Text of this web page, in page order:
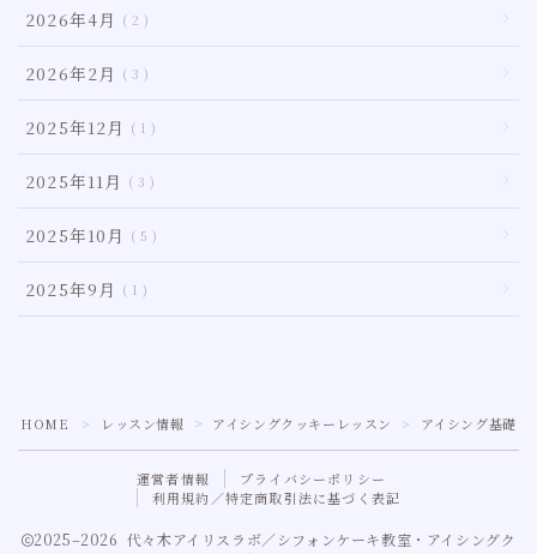
2026年4月 2
2026年2月 3
2025年12月 1
2025年11月 3
2025年10月 5
2025年9月 1
HOME ＞ レッスン情報 ＞ アイシングクッキーレッスン ＞ アイシング基礎
運営者情報
プライバシーポリシー
利用規約／特定商取引法に基づく表記
2025–2026 代々木アイリスラボ／シフォンケーキ教室・アイシングク